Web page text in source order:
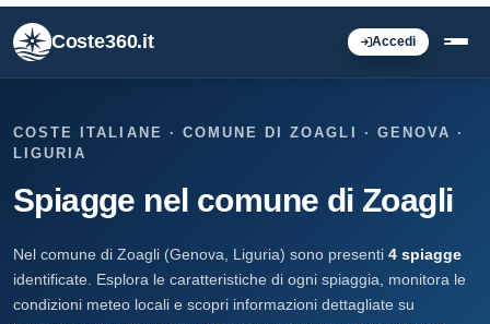
Coste360.it Accedi
COSTE ITALIANE · COMUNE DI ZOAGLI · GENOVA ·
LIGURIA
Spiagge nel comune di Zoagli
Nel comune di Zoagli (Genova, Liguria) sono presenti 4 spiagge
identificate. Esplora le caratteristiche di ogni spiaggia, monitora le
condizioni meteo locali e scopri informazioni dettagliate su